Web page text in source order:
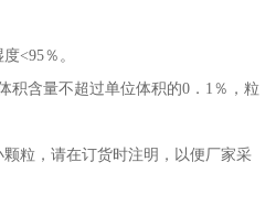
<95％。
积含量不超过单位体积的0．1％，粒
粒，请在订货时注明，以便厂家采